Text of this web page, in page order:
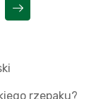
rzepaku?